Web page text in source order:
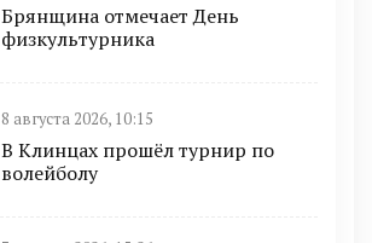
Брянщина отмечает День
физкультурника
8 августа 2026, 10:15
В Клинцах прошёл турнир по
волейболу